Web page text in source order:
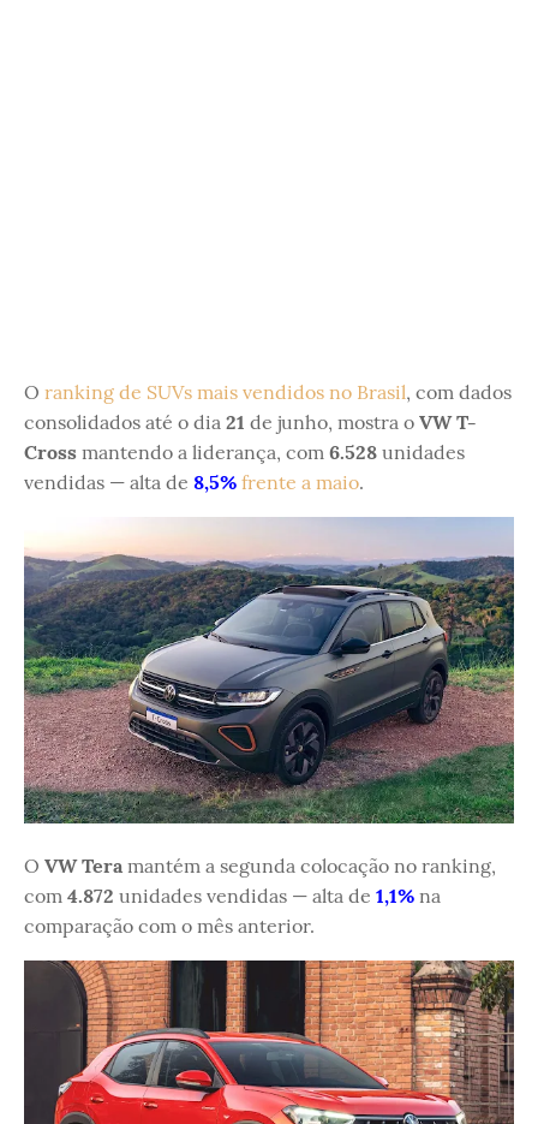
O ranking de SUVs mais vendidos no Brasil, com dados
consolidados até o dia 21 de junho, mostra o VW T-
Cross mantendo a liderança, com 6.528 unidades
vendidas — alta de 8,5% frente a maio.
O VW Tera mantém a segunda colocação no ranking,
com 4.872 unidades vendidas — alta de 1,1% na
comparação com o mês anterior.